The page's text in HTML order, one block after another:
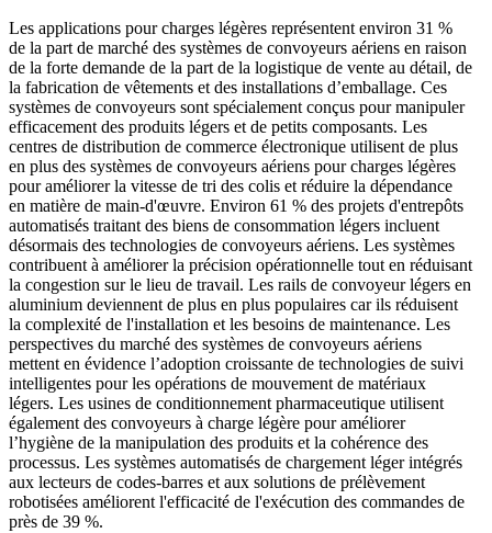
Les applications pour charges légères représentent environ 31 %
de la part de marché des systèmes de convoyeurs aériens en raison
de la forte demande de la part de la logistique de vente au détail, de
la fabrication de vêtements et des installations d’emballage. Ces
systèmes de convoyeurs sont spécialement conçus pour manipuler
efficacement des produits légers et de petits composants. Les
centres de distribution de commerce électronique utilisent de plus
en plus des systèmes de convoyeurs aériens pour charges légères
pour améliorer la vitesse de tri des colis et réduire la dépendance
en matière de main-d'œuvre. Environ 61 % des projets d'entrepôts
automatisés traitant des biens de consommation légers incluent
désormais des technologies de convoyeurs aériens. Les systèmes
contribuent à améliorer la précision opérationnelle tout en réduisant
la congestion sur le lieu de travail. Les rails de convoyeur légers en
aluminium deviennent de plus en plus populaires car ils réduisent
la complexité de l'installation et les besoins de maintenance. Les
perspectives du marché des systèmes de convoyeurs aériens
mettent en évidence l’adoption croissante de technologies de suivi
intelligentes pour les opérations de mouvement de matériaux
légers. Les usines de conditionnement pharmaceutique utilisent
également des convoyeurs à charge légère pour améliorer
l’hygiène de la manipulation des produits et la cohérence des
processus. Les systèmes automatisés de chargement léger intégrés
aux lecteurs de codes-barres et aux solutions de prélèvement
robotisées améliorent l'efficacité de l'exécution des commandes de
près de 39 %.